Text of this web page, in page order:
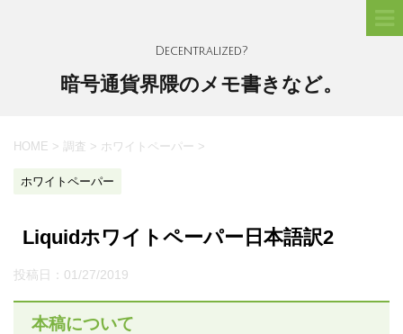
Decentralized?
暗号通貨界隈のメモ書きなど。
HOME > 調査 > ホワイトペーパー >
ホワイトペーパー
Liquidホワイトペーパー日本語訳2
投稿日： 01/27/2019
本稿について